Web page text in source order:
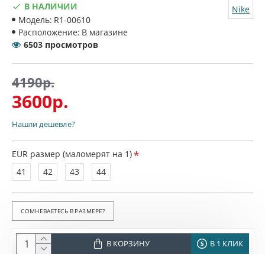
3600р.
4190р.
В НАЛИЧИИ
Модель: R1-00610
Расположение: В магазине
Nike
6503 просмотров
EUR размер (маломерят на 1)
41
42 43 44
В КОРЗИНУ В 1 КЛИК
Нашли дешевле?
СОМНЕВАЕТЕСЬ В РАЗМЕРЕ?